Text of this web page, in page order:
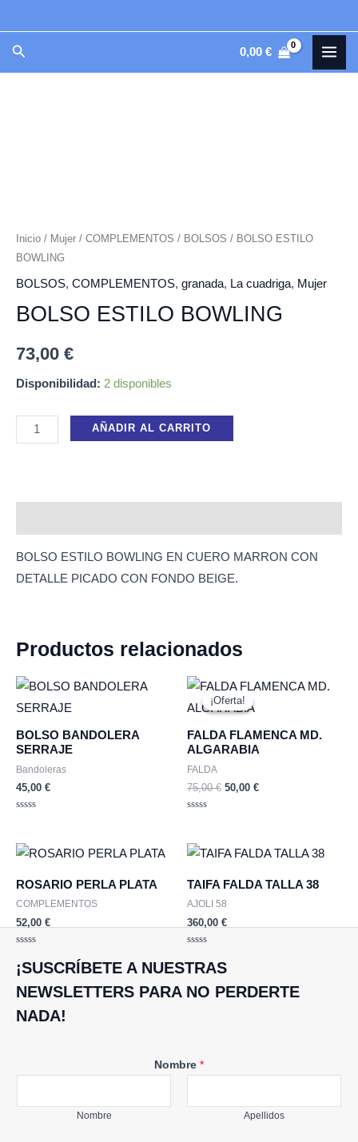
al
contenido
Buscar 0,00 €
Inicio / Mujer / COMPLEMENTOS / BOLSOS / BOLSO ESTILO
BOWLING
BOLSOS, COMPLEMENTOS, granada, La cuadriga, Mujer
BOLSO ESTILO BOWLING
73,00 €
Disponibilidad: 2 disponibles
AÑADIR AL CARRITO
BOLSO ESTILO BOWLING EN CUERO MARRON CON
DETALLE PICADO CON FONDO BEIGE.
Productos relacionados
BOLSO BANDOLERA
SERRAJE
Bandoleras
45,00 €
de
5
¡Oferta!
¡Oferta!
FALDA FLAMENCA MD.
ALGARABIA
FALDA
75,00€
El
precio
original
75,00 €.
50,00 €
El
50,00 €.
de
5
ROSARIO PERLA PLATA
COMPLEMENTOS
52,00 €
con
0
5
TAIFA FALDA TALLA 38
AJOLI 58
360,00 €
con
0
5
¡SUSCRÍBETE A NUESTRAS
NEWSLETTERS PARA NO PERDERTE
NADA!
m
Nombre *
Nombre Apellidos